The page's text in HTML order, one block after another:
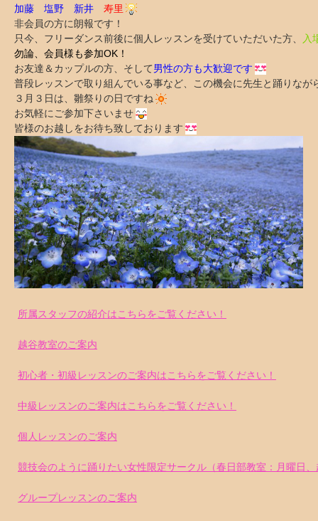
加藤 塩野 新井 寿里
非会員の方に朗報です！
只今、フリーダンス前後に個人レッスンを受けていただいた方、
入
勿論、会員様も参加OK！
お友達＆カップルの方、そして男性の方も大歓迎です
普段レッスンで取り組んでいる事など、この機会に先生と踊りなが
３月３日は、雛祭りの日ですね
お気軽にご参加下さいませ
皆様のお越しをお待ち致しております
所属スタッフの紹介はこちらをご覧ください！
越谷教室のご案内
初心者・初級レッスンのご案内はこちらをご覧ください！
中級レッスンのご案内はこちらをご覧ください！
個人レッスンのご案内
競技会のように踊りたい女性限定サークル（春日部教室：月曜日、
グループレッスンのご案内